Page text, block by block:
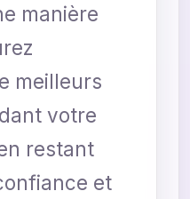
manière
meilleurs
votre
restant
et